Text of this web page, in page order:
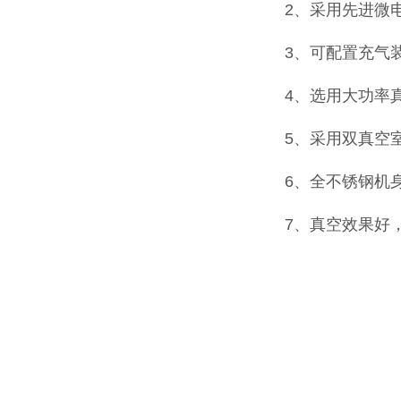
2、采用先进微
3、可配置充气
4、选用大功率
5、采用双真空
6、全不锈钢机
7、真空效果好